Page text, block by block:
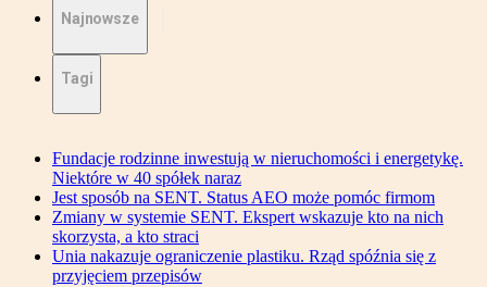
Najnowsze
Tagi
Fundacje rodzinne inwestują w nieruchomości i energetykę.
Niektóre w 40 spółek naraz
Jest sposób na SENT. Status AEO może pomóc firmom
Zmiany w systemie SENT. Ekspert wskazuje kto na nich
skorzysta, a kto straci
Unia nakazuje ograniczenie plastiku. Rząd spóźnia się z
przyjęciem przepisów